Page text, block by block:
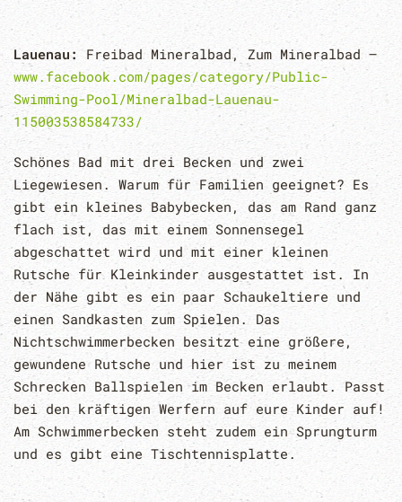
Lauenau: Freibad Mineralbad, Zum Mineralbad –
www.facebook.com/pages/category/Public-
Swimming-Pool/Mineralbad-Lauenau-
115003538584733/
Schönes Bad mit drei Becken und zwei
Liegewiesen. Warum für Familien geeignet? Es
gibt ein kleines Babybecken, das am Rand ganz
flach ist, das mit einem Sonnensegel
abgeschattet wird und mit einer kleinen
Rutsche für Kleinkinder ausgestattet ist. In
der Nähe gibt es ein paar Schaukeltiere und
einen Sandkasten zum Spielen. Das
Nichtschwimmerbecken besitzt eine größere,
gewundene Rutsche und hier ist zu meinem
Schrecken Ballspielen im Becken erlaubt. Passt
bei den kräftigen Werfern auf eure Kinder auf!
Am Schwimmerbecken steht zudem ein Sprungturm
und es gibt eine Tischtennisplatte.